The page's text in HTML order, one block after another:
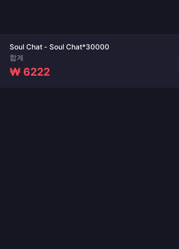
Soul Chat - Soul Chat*30000
합계
₩ 6222